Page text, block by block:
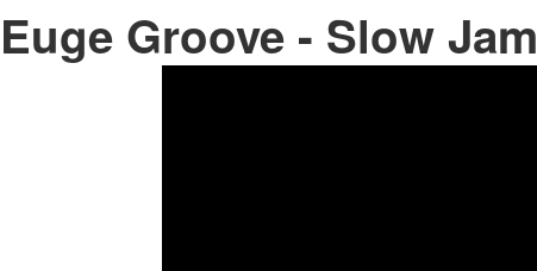
Euge Groove - Slow Jam